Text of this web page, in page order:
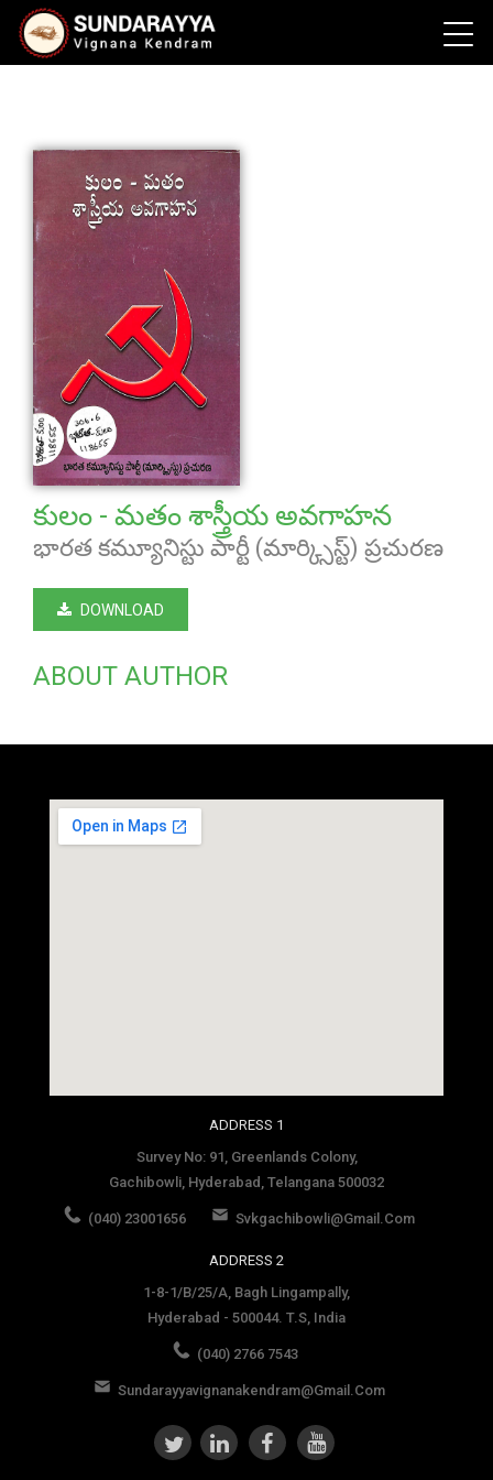
కులం - మతం శాస్త్రీయ అవగాహన
భారత కమ్యూనిస్టు పార్టీ (మార్క్సిస్ట్) ప్రచురణ
DOWNLOAD
ABOUT AUTHOR
ADDRESS 1
Survey No: 91, Greenlands Colony,
Gachibowli, Hyderabad, Telangana 500032
(040) 23001656 Svkgachibowli@gmail.com
ADDRESS 2
1-8-1/B/25/A, Bagh Lingampally,
Hyderabad - 500044. T.S, India
(040) 2766 7543
Sundarayyavignanakendram@gmail.com